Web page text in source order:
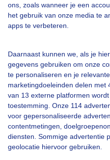
ons, zoals wanneer je een
het gebruik van onze media te
apps te verbeteren.
Daarnaast kunnen we, als je
gegevens gebruiken om onze
te personaliseren en je
marketingdoeleinden delen met
van 13 externe platformen
toestemming. Onze 114
voor gepersonaliseerde
contentmetingen,
diensten. Sommige advertentie
geolocatie hiervoor gebruiken.
Over Buienradar
Bedrijfsgegevens